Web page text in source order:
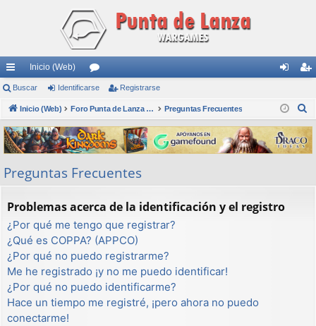
nl
ac
es
rá
pi
Inicio (Web)
or
os nti
fic
ar
ist
ra
rs
Buscar Identificarse Registrarse
Inicio (Web) Foro Punta de Lanza Wargames Preguntas Frecuentes
s
c
r
Preguntas Frecuentes
Problemas acerca de la identificación y el registro
¿Por qué me tengo que registrar?
¿Qué es COPPA? (APPCO)
¿Por qué no puedo registrarme?
Me he registrado ¡y no me puedo identificar!
¿Por qué no puedo identificarme?
Hace un tiempo me registré, ¡pero ahora no puedo
conectarme!